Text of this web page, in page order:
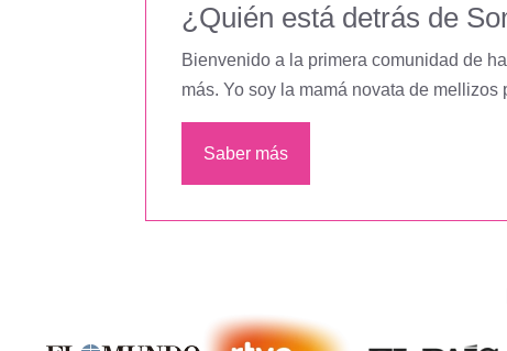
¿Quién está detrás de
Bienvenido a la primera comunidad de
más. Yo soy la mamá novata de
Saber más